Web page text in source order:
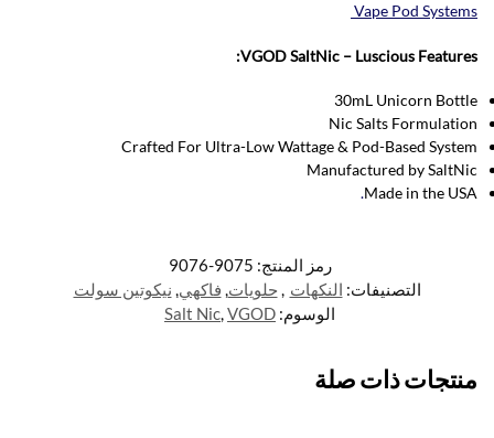
Vape Pod Systems
VGOD SaltNic – Luscious Features:
30mL Unicorn Bottle
Nic Salts Formulation
Crafted For Ultra-Low Wattage & Pod-Based System
Manufactured by SaltNic
Made in the USA
.
رمز المنتج: 9075-9076
التصنيفات: النكهات , حلويات, فاكهي, نيكوتين سولت
الوسوم:
Salt Nic,VGOD
منتجات ذات صلة